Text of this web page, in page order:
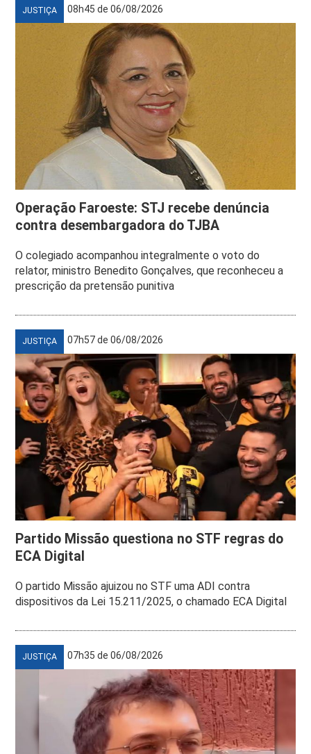
JUSTIÇA 08h45 de 06/08/2026
Operação Faroeste: STJ recebe denúncia
contra desembargadora do TJBA
O colegiado acompanhou integralmente o voto do
relator, ministro Benedito Gonçalves, que reconheceu a
prescrição da pretensão punitiva
JUSTIÇA 07h57 de 06/08/2026
Partido Missão questiona no STF regras do
ECA Digital
O partido Missão ajuizou no STF uma ADI contra
dispositivos da Lei 15.211/2025, o chamado ECA Digital
JUSTIÇA 07h35 de 06/08/2026